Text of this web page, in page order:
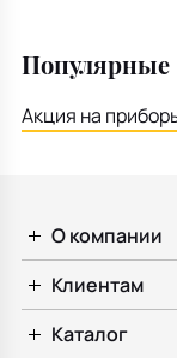
Популярные
Акция на
О компании
Клиентам
Каталог